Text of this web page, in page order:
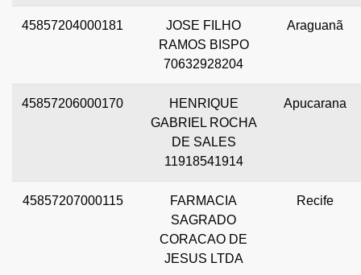
45857204000181
JOSE FILHO
RAMOS BISPO
70632928204
Araguanã
45857206000170
HENRIQUE
GABRIEL ROCHA
DE SALES
11918541914
Apucarana
45857207000115
FARMACIA
SAGRADO
CORACAO DE
JESUS LTDA
Recife